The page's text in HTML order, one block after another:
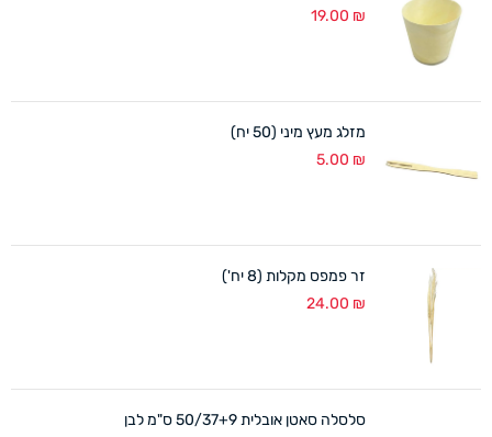
19.00 ₪
מזלג מעץ מיני (50 יח)
5.00 ₪
זר פמפס מקלות (8 יח')
24.00 ₪
סלסלה סאטן אובלית 50/37+9 ס"מ לבן